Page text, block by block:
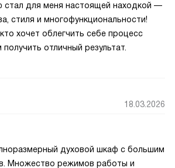
стал для меня настоящей находкой —
стиля и многофункциональности!
хочет облегчить себе процесс
отличный результат.
18.03.2026
духовой шкаф с большим
Множество режимов работы и